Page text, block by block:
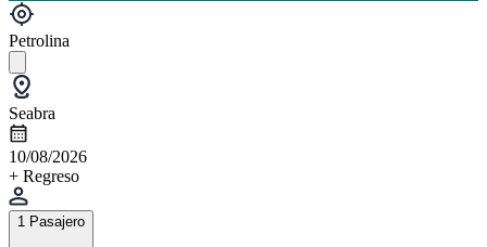
Petrolina
Seabra
10/08/2026
+ Regreso
1 Pasajero